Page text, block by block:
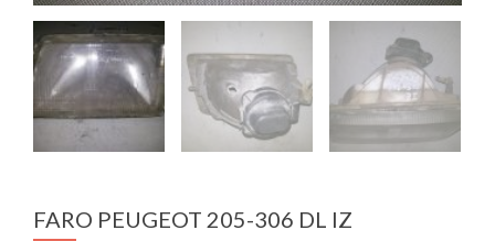
FARO PEUGEOT 205-306 DL IZ